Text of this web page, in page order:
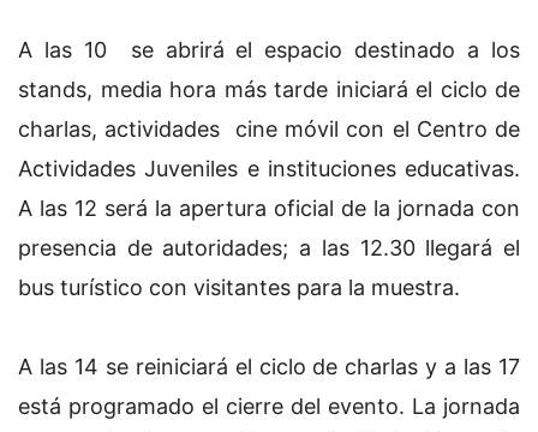
A las 10 se abrirá el espacio destinado a los
stands, media hora más tarde iniciará el ciclo de
charlas, actividades cine móvil con el Centro de
Actividades Juveniles e instituciones educativas.
A las 12 será la apertura oficial de la jornada con
presencia de autoridades; a las 12.30 llegará el
bus turístico con visitantes para la muestra.
A las 14 se reiniciará el ciclo de charlas y a las 17
está programado el cierre del evento. La jornada